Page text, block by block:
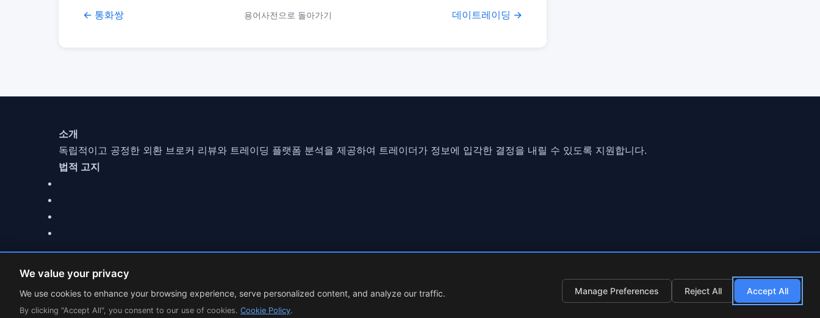
← 통화쌍 용어사전으로 돌아가기 데이트레이딩 →
We value your privacy
We use cookies to enhance your browsing experience, serve personalized content, and analyze our traffic.
By clicking "Accept All", you consent to our use of cookies. Cookie Policy.
Manage Preferences Reject All Accept All
소개
독립적이고 공정한 외환 브로커 리뷰와 트레이딩 플랫폼 분석을 제공하여 트레이더가 정보에 입각한 결정을 내릴 수 있도록 지원합니다.
법적 고지
© 2026 MarketCFD | FX 브로커 리뷰. Trading involves risk.
Cookie Settings